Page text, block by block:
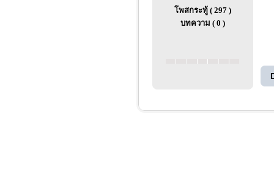
โพสกระทู้ ( 297 )
บทความ ( 0 )